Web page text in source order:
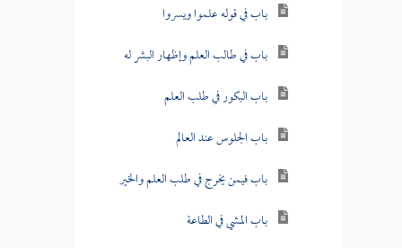
باب في قوله علموا ويسروا
باب في طالب العلم وإظهار البشر له
باب البكور في طلب العلم
باب الجلوس عند العالم
باب فيمن يخرج في طلب العلم والخير
باب المشي في الطاعة